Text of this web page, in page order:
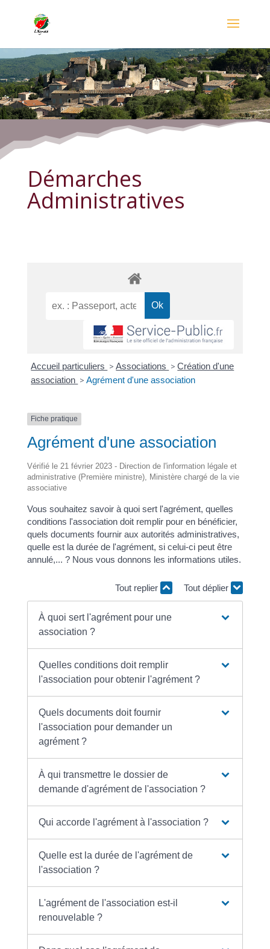
Démarches Administratives
Démarches
Administratives
Accueil particuliers > Associations > Création d'une
association > Agrément d'une association
Fiche pratique
Agrément d'une association
Vérifié le 21 février 2023 - Direction de l'information légale et
administrative (Première ministre), Ministère chargé de la vie
associative
Vous souhaitez savoir à quoi sert l'agrément, quelles
conditions l'association doit remplir pour en bénéficier,
quels documents fournir aux autorités administratives,
quelle est la durée de l'agrément, si celui-ci peut être
annulé,... ? Nous vous donnons les informations utiles.
Tout replier Tout déplier
À quoi sert l'agrément pour une
association ?
Quelles conditions doit remplir
l'association pour obtenir l'agrément ?
Quels documents doit fournir
l'association pour demander un
agrément ?
À qui transmettre le dossier de
demande d'agrément de l'association ?
Qui accorde l'agrément à l'association ?
Quelle est la durée de l'agrément de
l'association ?
L'agrément de l'association est-il
renouvelable ?